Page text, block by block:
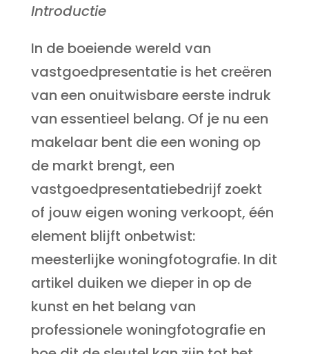
Introductie
In de boeiende wereld van
vastgoedpresentatie is het creëren
van een onuitwisbare eerste indruk
van essentieel belang. Of je nu een
makelaar bent die een woning op
de markt brengt, een
vastgoedpresentatiebedrijf zoekt
of jouw eigen woning verkoopt, één
element blijft onbetwist:
meesterlijke woningfotografie. In dit
artikel duiken we dieper in op de
kunst en het belang van
professionele woningfotografie en